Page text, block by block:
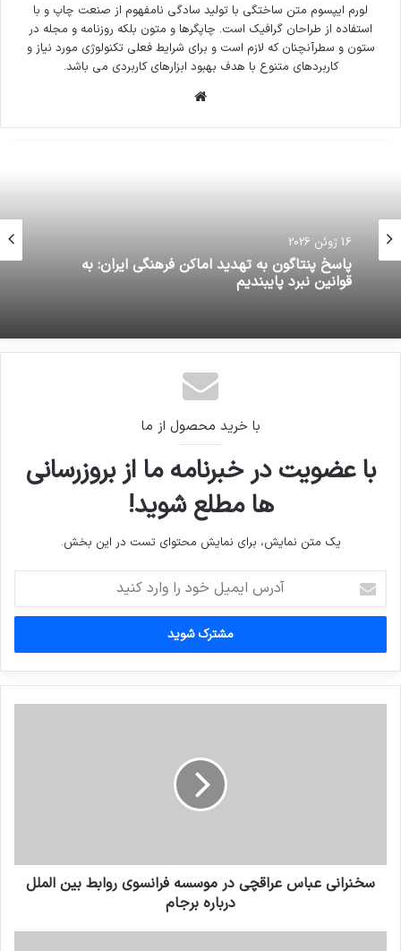
لورم ایپسوم متن ساختگی با تولید سادگی نامفهوم از صنعت چاپ و با
استفاده از طراحان گرافیک است. چاپگرها و متون بلکه روزنامه و مجله در
ستون و سطرآنچنان که لازم است و برای شرایط فعلی تکنولوژی مورد نیاز و
کاربردهای متنوع با هدف بهبود ابزارهای کاربردی می باشد.
16 ژوئن 2026
پاسخ پنتاگون به تهدید اماکن فرهنگی ایران: به
قوانین نبرد پایبندیم
با خرید محصول از ما
با عضویت در خبرنامه ما از بروزرسانی
ها مطلع شوید!
یک متن نمایش، برای نمایش محتوای تست در این بخش.
ایمیل
خود
وارد
کنید
سخنرانی عباس عراقچی در موسسه فرانسوی روابط بین الملل
درباره برجام